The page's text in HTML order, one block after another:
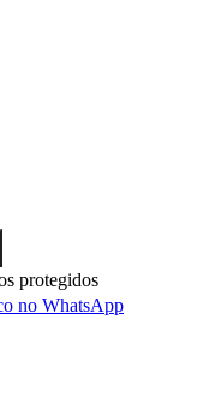
protegidos
no WhatsApp